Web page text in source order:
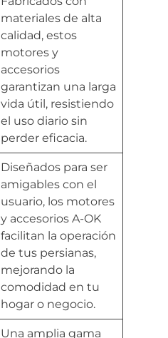
materiales de alta
calidad, estos
motores y
accesorios
garantizan una larga
vida útil, resistiendo
el uso diario sin
perder eficacia.
Diseñados para ser
amigables con el
usuario, los motores
y accesorios A-OK
facilitan la operación
de tus persianas,
mejorando la
comodidad en tu
hogar o negocio.
Una amplia gama